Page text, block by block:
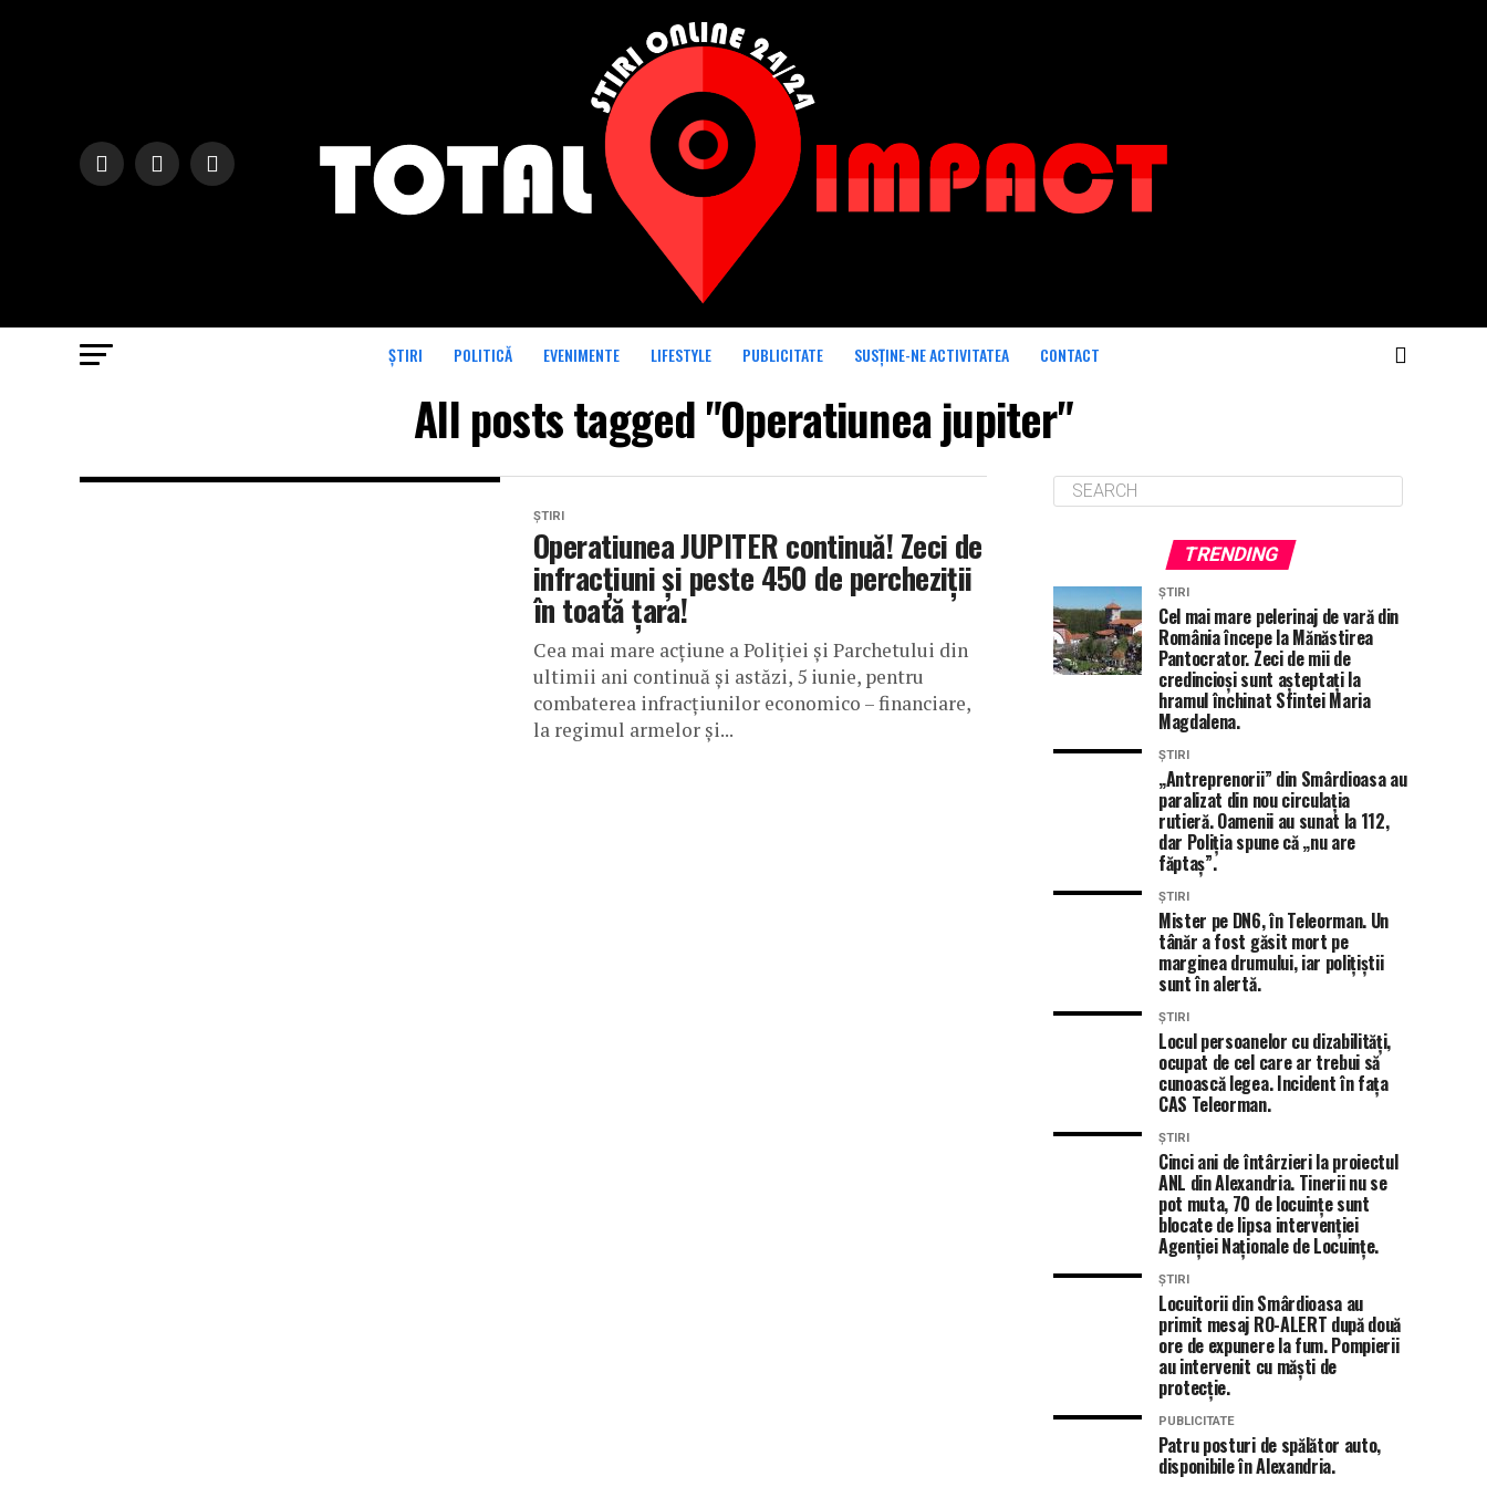
ȘTIRI POLITICĂ EVENIMENTE LIFESTYLE PUBLICITATE SUSȚINE-NE ACTIVITATEA CONTACT
All posts tagged "Operatiunea jupiter"
ȘTIRI
Operatiunea JUPITER continuă! Zeci de
infracțiuni și peste 450 de percheziții
în toată țara!
Cea mai mare acțiune a Poliției și Parchetului din
ultimii ani continuă și astăzi, 5 iunie, pentru
combaterea infracțiunilor economico – financiare,
la regimul armelor și...
TRENDING
ȘTIRI
Cel mai mare pelerinaj de vară din
România începe la Mănăstirea
Pantocrator. Zeci de mii de
credincioși sunt așteptați la
hramul închinat Sfintei Maria
Magdalena.
ȘTIRI
„Antreprenorii” din Smârdioasa au
paralizat din nou circulația
rutieră. Oamenii au sunat la 112,
dar Poliția spune că „nu are
făptaș”.
ȘTIRI
Mister pe DN6, în Teleorman. Un
tânăr a fost găsit mort pe
marginea drumului, iar polițiștii
sunt în alertă.
ȘTIRI
Locul persoanelor cu dizabilități,
ocupat de cel care ar trebui să
cunoască legea. Incident în fața
CAS Teleorman.
ȘTIRI
Cinci ani de întârzieri la proiectul
ANL din Alexandria. Tinerii nu se
pot muta, 70 de locuințe sunt
blocate de lipsa intervenției
Agenției Naționale de Locuințe.
ȘTIRI
Locuitorii din Smârdioasa au
primit mesaj RO-ALERT după două
ore de expunere la fum. Pompierii
au intervenit cu măști de
protecție.
PUBLICITATE
Patru posturi de spălător auto,
disponibile în Alexandria.